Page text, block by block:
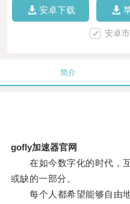
安卓下载
安卓
简介
gofly加速器官网
在如今数字化的时代，互
或缺的一部分。
每个人都希望能够自由地